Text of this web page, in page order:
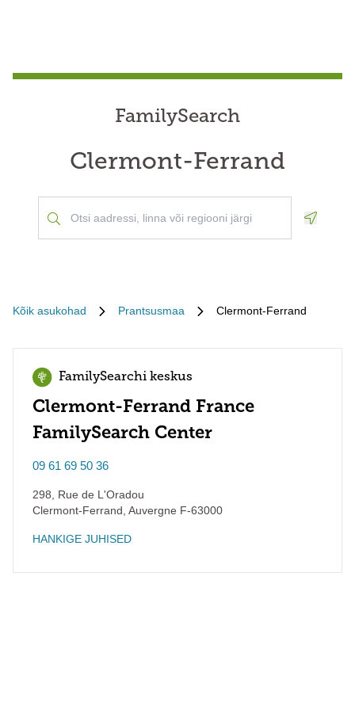
FamilySearch
Clermont-Ferrand
Kõik asukohad Prantsusmaa Clermont-Ferrand
FamilySearchi keskus
Clermont-Ferrand France
FamilySearch Center
09 61 69 50 36
298, Rue de L'Oradou
Clermont-Ferrand Auvergne F-63000
HANKIGE JUHISED